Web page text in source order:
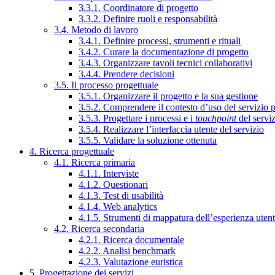
3.3.1. Coordinatore di progetto
3.3.2. Definire ruoli e responsabilità
3.4. Metodo di lavoro
3.4.1. Definire processi, strumenti e rituali
3.4.2. Curare la documentazione di progetto
3.4.3. Organizzare tavoli tecnici collaborativi
3.4.4. Prendere decisioni
3.5. Il processo progettuale
3.5.1. Organizzare il progetto e la sua gestione
3.5.2. Comprendere il contesto d’uso del servizio
3.5.3. Progettare i processi e i touchpointdel
3.5.4. Realizzare l’interfaccia utente del servizio
3.5.5. Validare la soluzione ottenuta
4. Ricerca progettuale
4.1. Ricerca primaria
4.1.1. Interviste
4.1.2. Questionari
4.1.3. Test di usabilità
4.1.4. Web analytics
4.1.5. Strumenti di mappatura dell’esperienza
4.2. Ricerca secondaria
4.2.1. Ricerca documentale
4.2.2. Analisi benchmark
4.2.3. Valutazione euristica
5. Progettazione dei servizi